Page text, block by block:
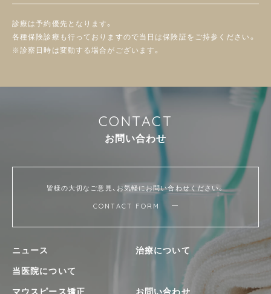
診療は予約優先となります。
各種保険診療も行っておりますので当日は保険証をご持参ください。
※診察日時は変動する場合がございます。
CONTACT
お問い合わせ
皆様の大切なご意見、お気軽にお問い合わせください。
CONTACT FORM
ニュース
当医院について
治療について
マウスピース矯正 お問い合わせ